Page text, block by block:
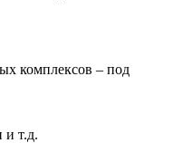
комплексов – под
и т.д.